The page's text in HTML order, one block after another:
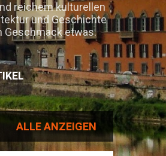
reichem kulturellen
und Geschichte
Geschmack etwas.
ALLE ANZEIGEN